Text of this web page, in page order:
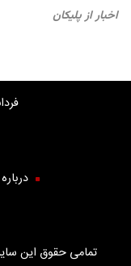
تمامی حقوق این